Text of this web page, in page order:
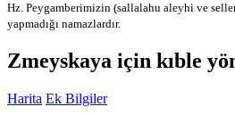
Hz. Peygamberimizin (sallalahu aleyhi ve
yapmadığı namazlardır.
Zmeyskaya için kıble
Harita Ek Bilgiler